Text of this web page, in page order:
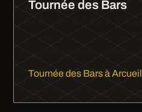
Tournée des Bars
Tournée des Bars à Arcueil